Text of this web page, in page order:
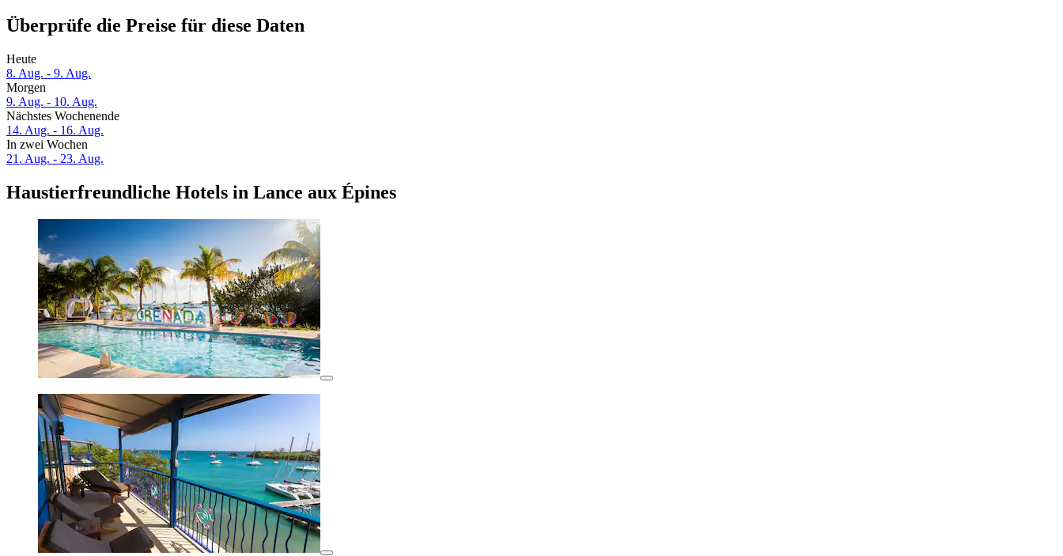
Überprüfe die Preise für diese Daten
Heute
8. Aug. - 9. Aug.
Morgen
9. Aug. - 10. Aug.
Nächstes Wochenende
14. Aug. - 16. Aug.
In zwei Wochen
21. Aug. - 23. Aug.
Haustierfreundliche Hotels in Lance aux Épines